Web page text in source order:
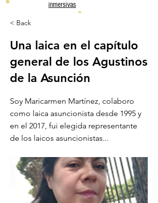
inmersivas
< Back
Una laica en el capítulo
general de los Agustinos
de la Asunción
Soy Maricarmen Martínez, colaboro
como laica asuncionista desde 1995 y
en el 2017, fui elegida representante
de los laicos asuncionistas...